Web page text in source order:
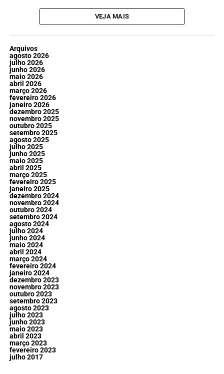
VEJA MAIS
Arquivos
agosto 2026
julho 2026
junho 2026
maio 2026
abril 2026
março 2026
fevereiro 2026
janeiro 2026
dezembro 2025
novembro 2025
outubro 2025
setembro 2025
agosto 2025
julho 2025
junho 2025
maio 2025
abril 2025
março 2025
fevereiro 2025
janeiro 2025
dezembro 2024
novembro 2024
outubro 2024
setembro 2024
agosto 2024
julho 2024
junho 2024
maio 2024
abril 2024
março 2024
fevereiro 2024
janeiro 2024
dezembro 2023
novembro 2023
outubro 2023
setembro 2023
agosto 2023
julho 2023
junho 2023
maio 2023
abril 2023
março 2023
fevereiro 2023
julho 2017